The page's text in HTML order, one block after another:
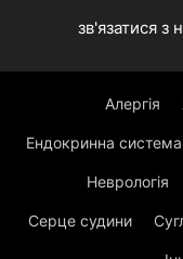
зв'язатися з
Алергія
Ендокринна система
Неврологія
Серце судини